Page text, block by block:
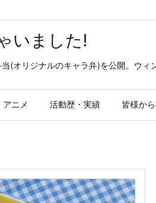
いました!
(オリジナルのキャラ弁)を公開。ウ
アニメ 活動歴・実績 皆様か